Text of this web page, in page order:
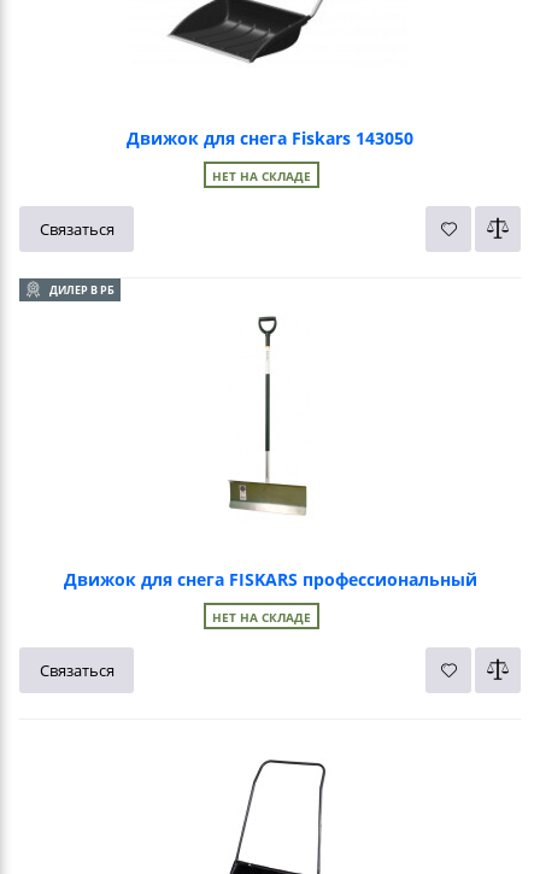
Движок для снега Fiskars 143050
НЕТ НА СКЛАДЕ
Связаться
ДИЛЕР В РБ
Движок для снега FISKARS профессиональный
НЕТ НА СКЛАДЕ
Связаться